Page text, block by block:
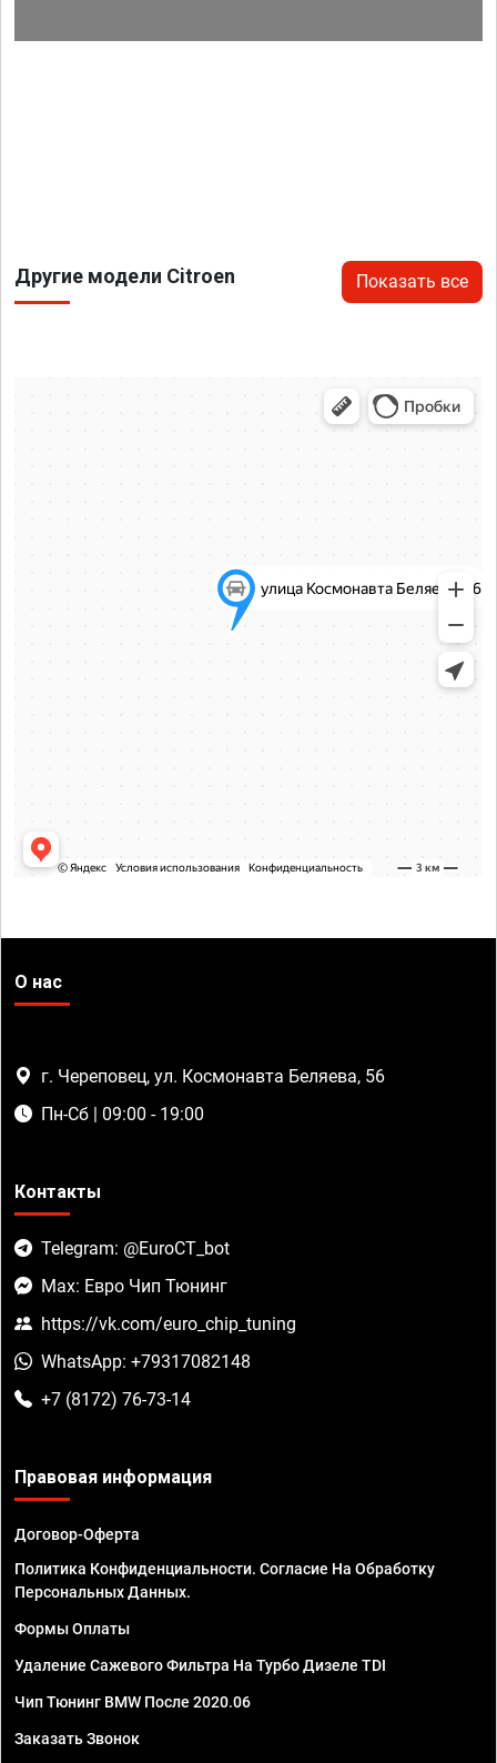
Другие модели Citroen Показать все
О нас
г. Череповец, ул. Космонавта Беляева, 56
Пн-Сб | 09:00 - 19:00
Контакты
Telegram: @EuroCT_bot
Max: Евро Чип Тюнинг
https://vk.com/euro_chip_tuning
WhatsApp: +79317082148
+7 (8172) 76-73-14
Правовая информация
Договор-Оферта
Политика Конфиденциальности. Согласие На Обработку
Персональных Данных.
Формы Оплаты
Удаление Сажевого Фильтра На Турбо Дизеле TDI
Чип Тюнинг BMW После 2020.06
Заказать Звонок